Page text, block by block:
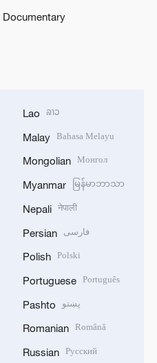
Documentary
Lao ລາວ
Malay Bahasa Melayu
Mongolian Монгол
Myanmar မြန်မာဘာသာ
Nepali नेपाली
Persian فارسی
Polish Polski
Portuguese Português
Pashto پښتو
Romanian Română
Russian Русский